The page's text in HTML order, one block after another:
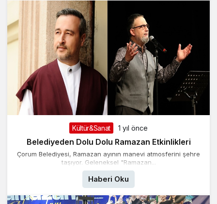
Kültür&Sanat 1 yıl önce
Belediyeden Dolu Dolu Ramazan Etkinlikleri
Çorum Belediyesi, Ramazan ayının manevi atmosferini şehre
taşıyor. Geleneksel "Ramazan...
Haberi Oku